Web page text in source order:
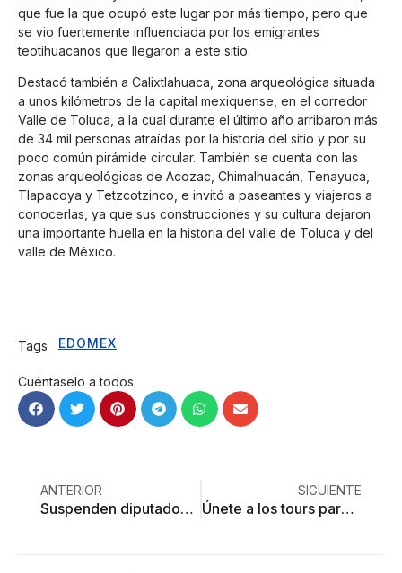
que fue la que ocupó este lugar por más tiempo, pero que
se vio fuertemente influenciada por los emigrantes
teotihuacanos que llegaron a este sitio.
Destacó también a Calixtlahuaca, zona arqueológica situada
a unos kilómetros de la capital mexiquense, en el corredor
Valle de Toluca, a la cual durante el último año arribaron más
de 34 mil personas atraídas por la historia del sitio y por su
poco común pirámide circular. También se cuenta con las
zonas arqueológicas de Acozac, Chimalhuacán, Tenayuca,
Tlapacoya y Tetzcotzinco, e invitó a paseantes y viajeros a
conocerlas, ya que sus construcciones y su cultura dejaron
una importante huella en la historia del valle de Toluca y del
valle de México.
Tags EDOMEX
Cuéntaselo a todos
ANTERIOR
Suspenden diputados al auditor superior del OSFEM
SIGUIENTE
Únete a los tours para descubrir Zinacantepec